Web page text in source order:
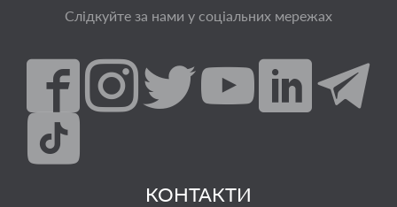
Слідкуйте за нами у соціальних мережах
КОНТАКТИ